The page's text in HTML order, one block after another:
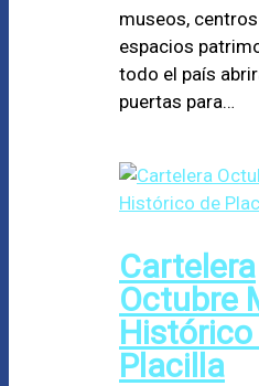
museos,
espacios
todo el país
puertas para…
Cartelera
Octubre
Histórico
Placilla